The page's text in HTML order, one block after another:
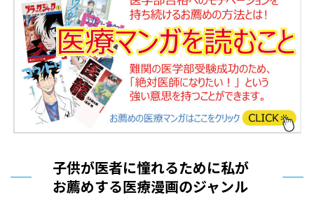
子供が医者に憧れるために私が
お薦めする医療漫画のジャンル